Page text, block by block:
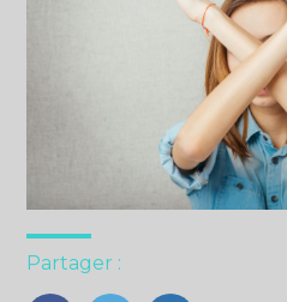
Partager :